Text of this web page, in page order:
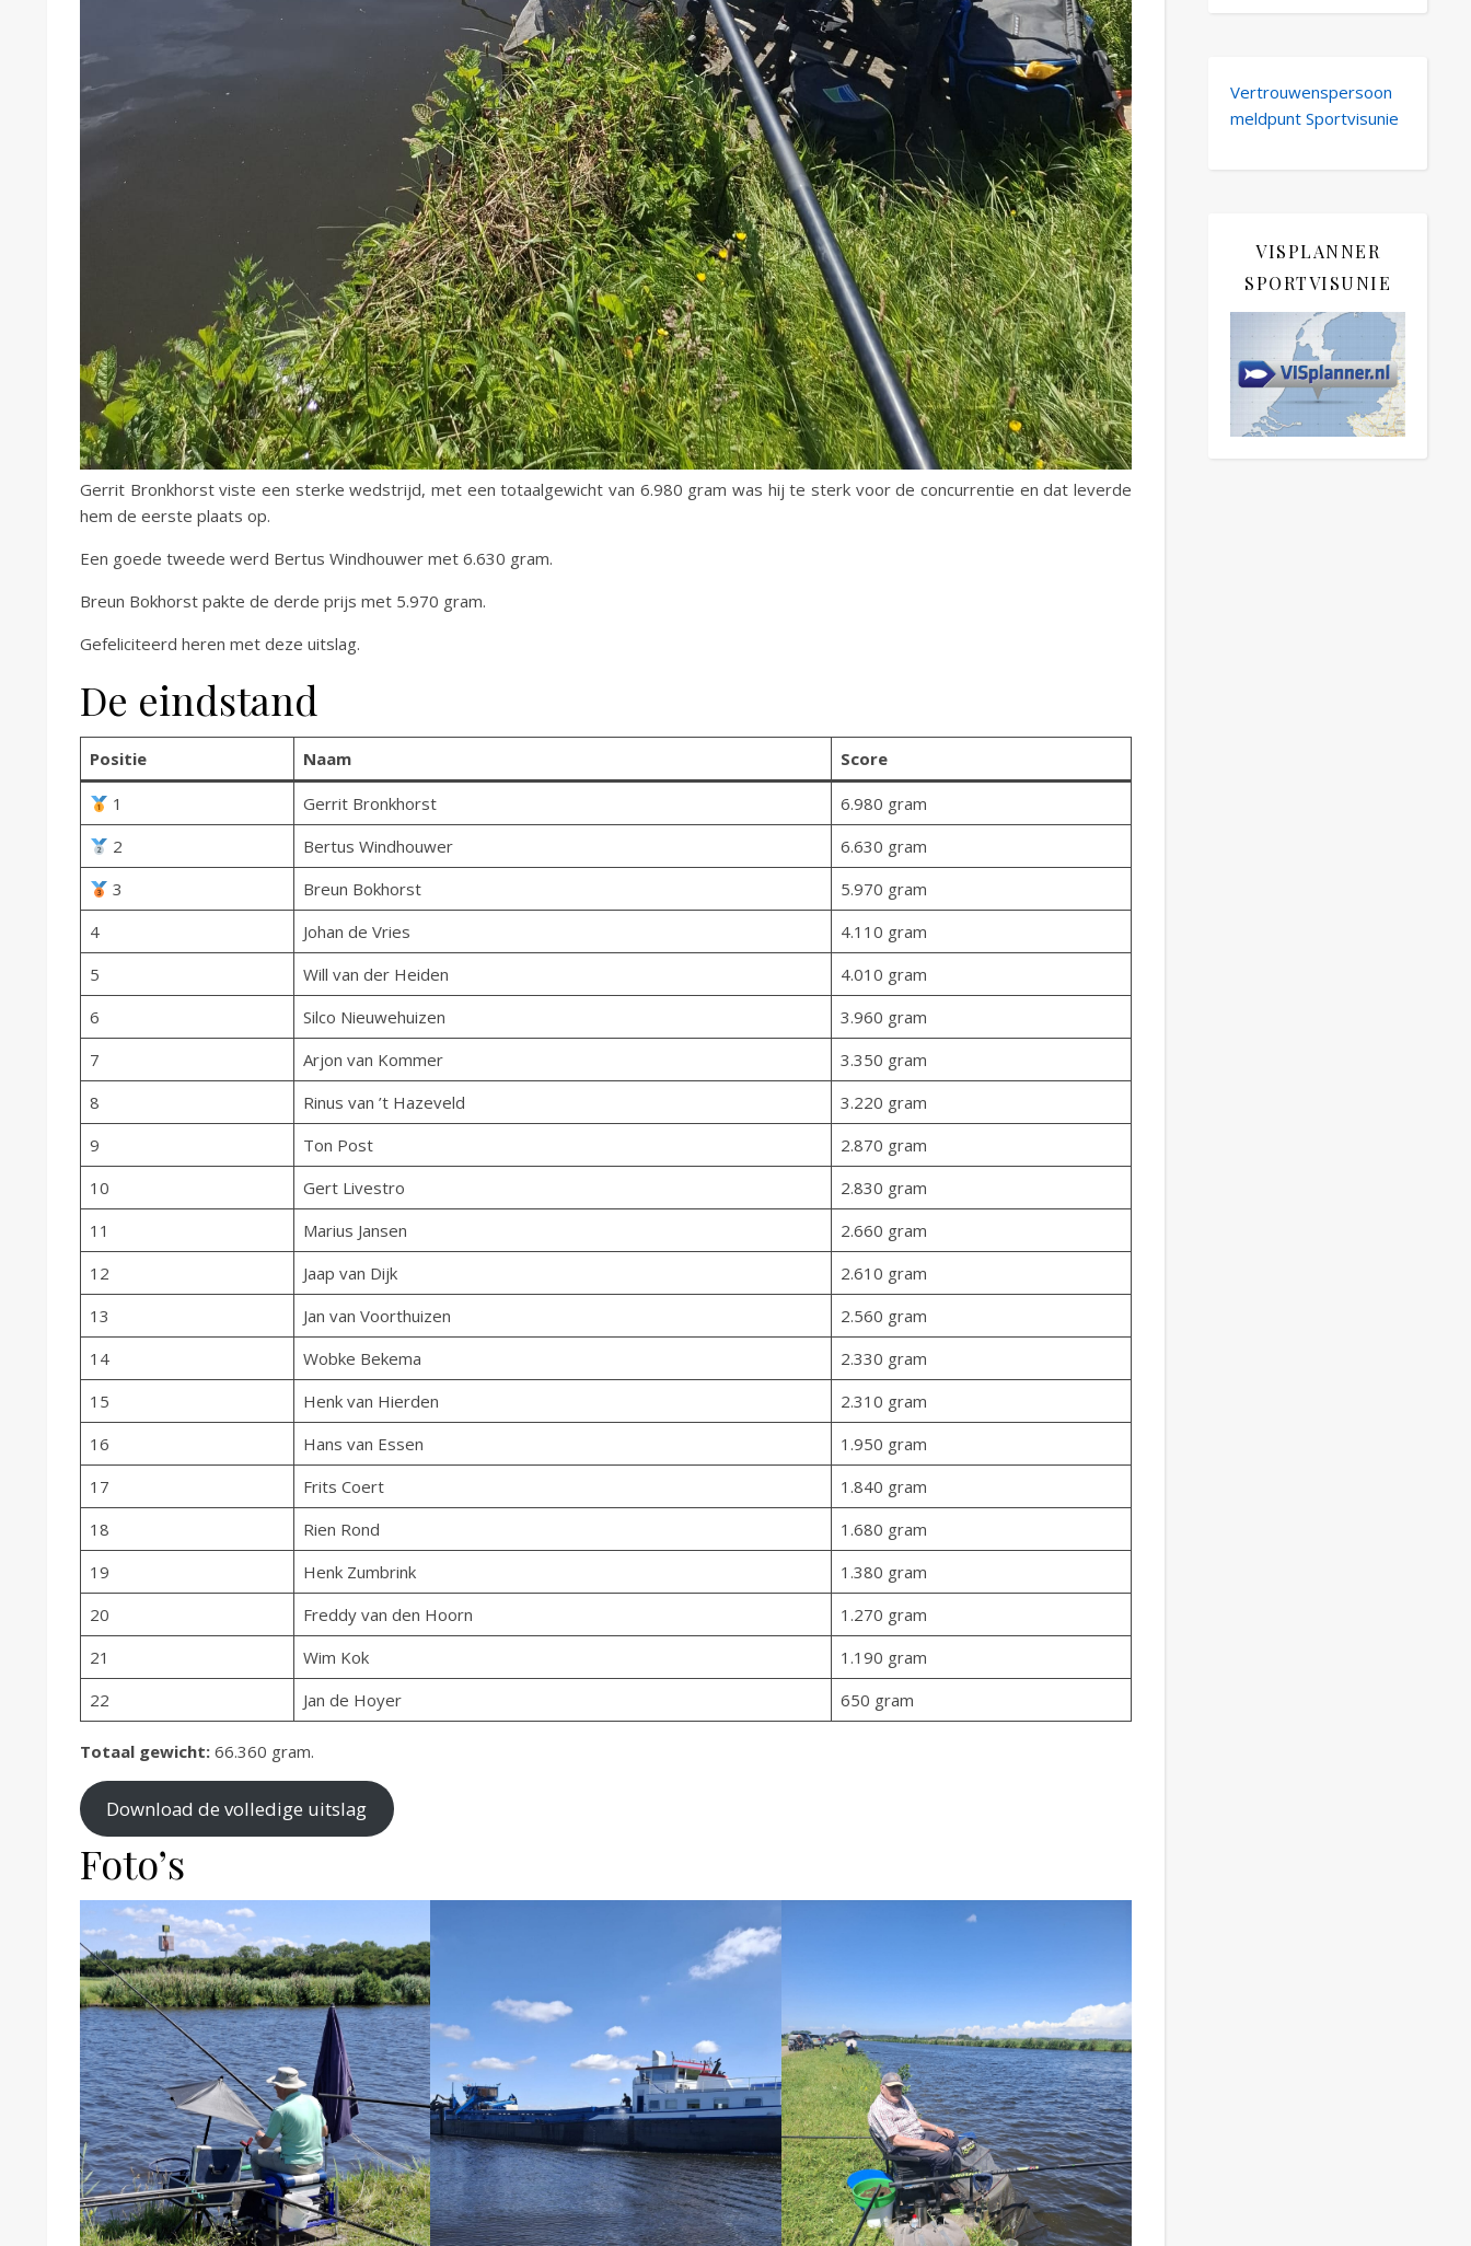
Gerrit Bronkhorst viste een sterke wedstrijd, met een totaalgewicht van 6.980 gram was hij te sterk voor de concurrentie en dat leverde
hem de eerste plaats op.
Een goede tweede werd Bertus Windhouwer met 6.630 gram.
Breun Bokhorst pakte de derde prijs met 5.970 gram.
Gefeliciteerd heren met deze uitslag.
De eindstand
Positie Naam Score
1 Gerrit Bronkhorst
6.980 gram
2
Bertus Windhouwer
6.630 gram
3
Breun Bokhorst
5.970 gram
4
Johan de Vries
4.110 gram
5
Will van der Heiden
4.010 gram
6
Silco Nieuwehuizen
3.960 gram
7
Arjon van Kommer
3.350 gram
8
Rinus van ’t Hazeveld
3.220 gram
9
Ton Post
2.870 gram
10
Gert Livestro
2.830 gram
11
Marius Jansen
2.660 gram
12
Jaap van Dijk
2.610 gram
13
Jan van Voorthuizen
2.560 gram
14
Wobke Bekema
2.330 gram
15
Henk van Hierden
2.310 gram
16
Hans van Essen
1.950 gram
17
Frits Coert
1.840 gram
18
Rien Rond
1.680 gram
19
Henk Zumbrink
1.380 gram
20
Freddy van den Hoorn
1.270 gram
21
Wim Kok
1.190 gram
22
Jan de Hoyer 650 gram
Totaal gewicht: 66.360 gram.
Download de volledige uitslag
Foto’s
Vertrouwenspersoon
meldpunt Sportvisunie
VISPLANNER
SPORTVISUNIE